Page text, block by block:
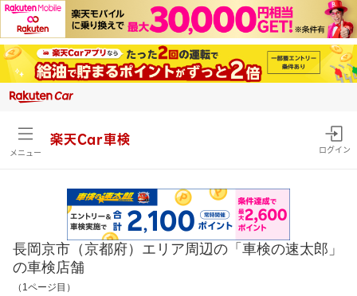
メニュー
楽天Car車検
ログイン
長岡京市（京都府）エリア周辺の「車検の速太郎」
の車検店舗
（1ページ目）